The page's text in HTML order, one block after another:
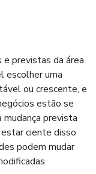
e previstas da área
escolher uma
ou crescente, e
estão se
mudança prevista
ciente disso
podem mudar